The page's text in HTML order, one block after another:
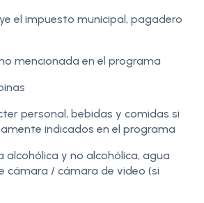
el impuesto municipal, pagadero
mencionada en el programa
personal, bebidas y comidas si
indicados en el programa
alcohólica y no alcohólica, agua
cámara / cámara de video (si